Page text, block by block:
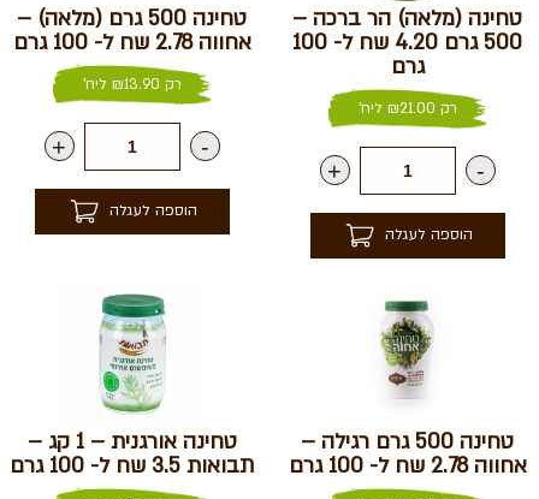
טחינה (מלאה) הר ברכה –
500 גרם 4.20 שח ל- 100
גרם
רק ₪21.00 ליח'
-
+
הוספה לעגלה
טחינה 500 גרם (מלאה) –
אחווה 2.78 שח ל- 100 גרם
רק ₪13.90 ליח'
-
+
הוספה לעגלה
טחינה 500 גרם רגילה –
אחווה 2.78 שח ל- 100 גרם
טחינה אורגנית – 1 קג –
תבואות 3.5 שח ל- 100 גרם